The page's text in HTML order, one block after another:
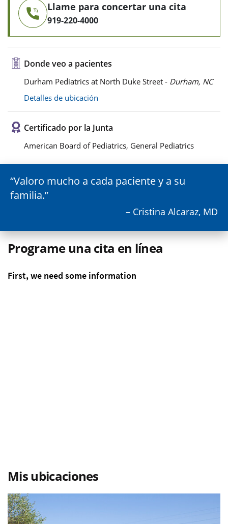
Llame para concertar una cita
919-220-4000
Donde veo a pacientes
Durham Pediatrics at North Duke Street - Durham, NC
Detalles de ubicación
Certificado por la Junta
American Board of Pediatrics, General Pediatrics
Valoro mucho a cada paciente y a su
familia.
– Cristina Alcaraz, MD
Programe una cita en línea
Mis ubicaciones